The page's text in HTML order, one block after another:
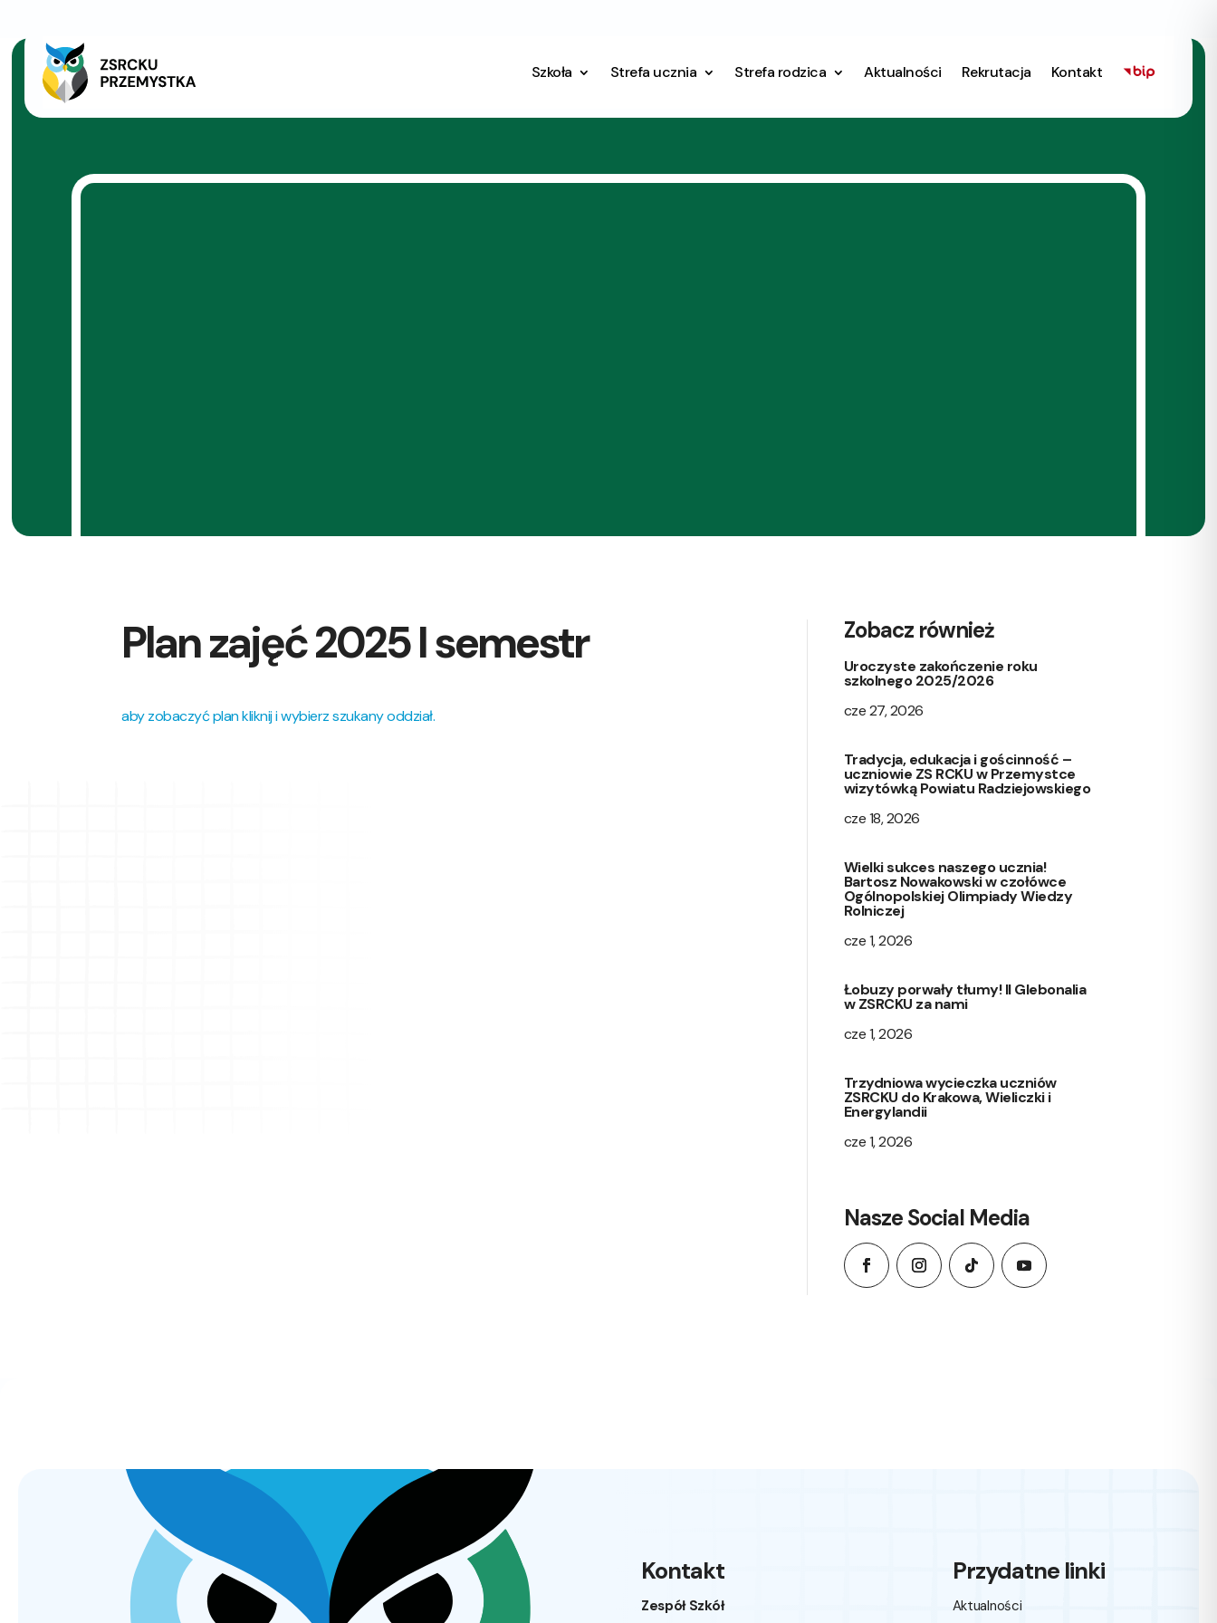
Szkoła Strefa ucznia Strefa rodzica Aktualności Rekrutacja Kontakt
Plan zajęć 2025 I semestr
aby zobaczyć plan kliknij i wybierz szukany oddział.
Zobacz również
Uroczyste zakończenie roku
szkolnego 2025/2026
cze 27, 2026
Tradycja, edukacja i gościnność –
uczniowie ZS RCKU w Przemystce
wizytówką Powiatu Radziejowskiego
cze 18, 2026
Wielki sukces naszego ucznia!
Bartosz Nowakowski w czołówce
Ogólnopolskiej Olimpiady Wiedzy
Rolniczej
cze 1, 2026
Łobuzy porwały tłumy! II Glebonalia
w ZSRCKU za nami
cze 1, 2026
Trzydniowa wycieczka uczniów
ZSRCKU do Krakowa, Wieliczki i
Energylandii
cze 1, 2026
Nasze Social Media
Kontakt
Zespół Szkół
Przydatne linki
Aktualności